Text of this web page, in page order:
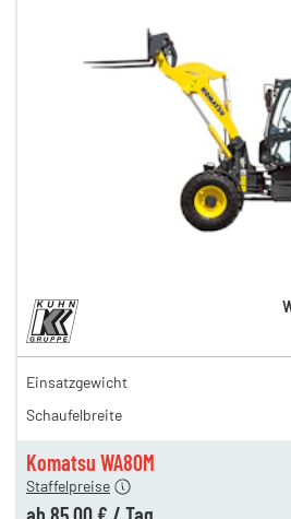
Komatsu WA80M
128,00 €
110,00 €
Staffelpreise
Einsatzgewicht
Schaufelbreite